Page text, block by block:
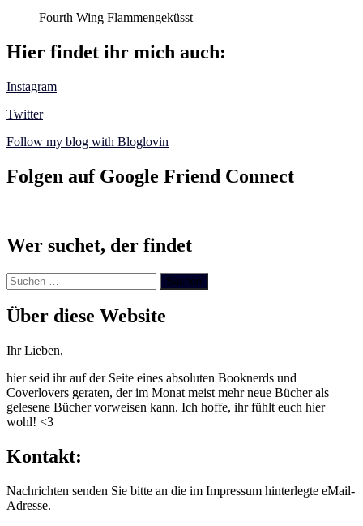
Fourth Wing Flammengeküsst
Hier findet ihr mich auch:
Instagram
Twitter
Follow my blog with Bloglovin
Folgen auf Google Friend Connect
Wer suchet, der findet
Suchen
nach:
Über diese Website
Ihr Lieben,
hier seid ihr auf der Seite eines absoluten Booknerds und
Coverlovers geraten, der im Monat meist mehr neue Bücher als
gelesene Bücher vorweisen kann. Ich hoffe, ihr fühlt euch hier
wohl! <3
Kontakt:
Nachrichten senden Sie bitte an die im Impressum hinterlegte eMail-
Adresse.